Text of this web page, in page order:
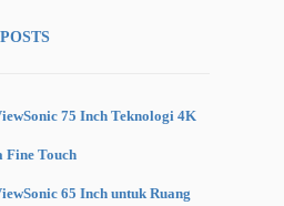
75 Inch Teknologi 4K
Fine Touch
65 Inch untuk Ruang